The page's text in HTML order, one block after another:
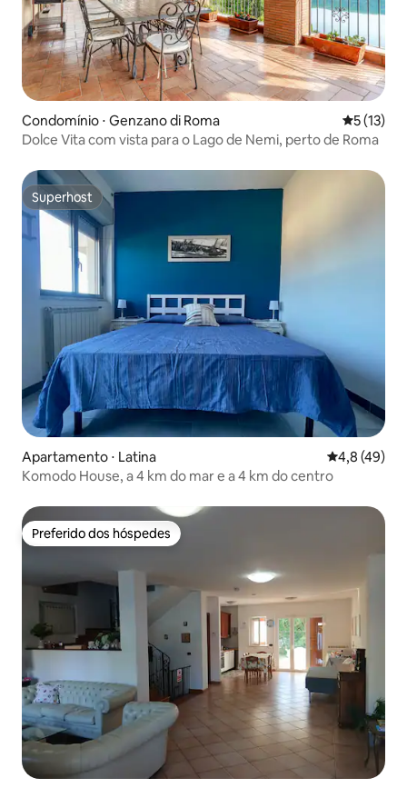
Condomínio ⋅ Genzano di Roma 5 de uma
5 (13)
Dolce Vita com vista para o Lago de Nemi, perto de Roma
Superhost
Superhost
Apartamento ⋅ Latina 4,8 de uma
4,8 (49)
Komodo House, a 4 km do mar e a 4 km do centro
Preferido dos hóspedes
Preferido dos hóspedes